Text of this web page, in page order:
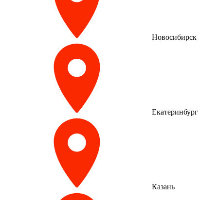
Новосибирск
Екатеринбург
Казань